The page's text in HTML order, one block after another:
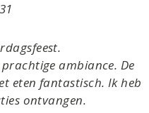
ambiance. De
eten fantastisch. Ik heb
ontvangen.